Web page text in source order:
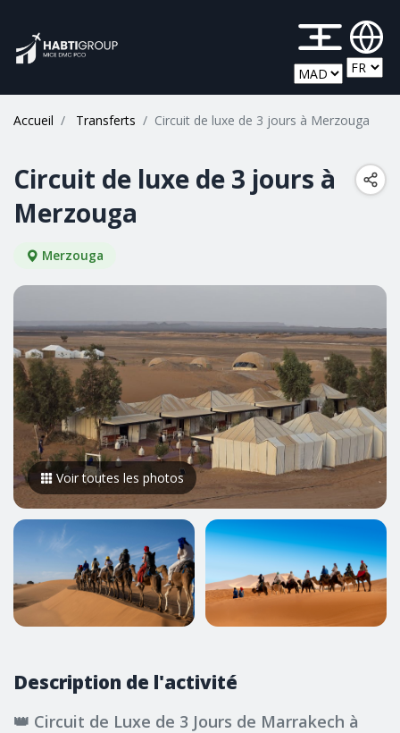
Accueil Transferts Circuit de luxe de 3 jours à Merzouga
Circuit de luxe de 3 jours à
Merzouga
Merzouga
Voir toutes les photos
Description de l'activité
👑 Circuit de Luxe de 3 Jours de Marrakech à